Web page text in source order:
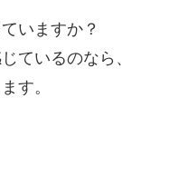
いますか？
ているのなら、
す。